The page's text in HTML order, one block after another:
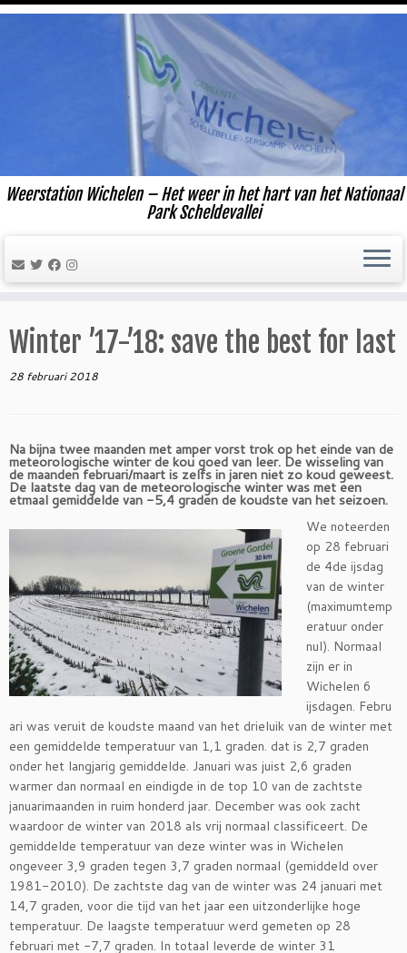
Ga
Weerstation Wichelen – Het weer in het hart van het Nationaal
Park Scheldevallei
Winter ’17-’18: save the best for last
28 februari 2018
Na bijna twee maanden met amper vorst trok op het einde van de
meteorologische winter de kou goed van leer. De wisseling van
de maanden februari/maart is zelfs in jaren niet zo koud geweest.
De laatste dag van de meteorologische winter was met een
etmaal gemiddelde van -5,4 graden de koudste van het seizoen.
We noteerden
op 28 februari
de 4de ijsdag
van de winter
(maximumtemp
eratuur onder
nul). Normaal
zijn er in
Wichelen 6
ijsdagen. Febru
ari was veruit de koudste maand van het drieluik van de winter met
een gemiddelde temperatuur van 1,1 graden. dat is 2,7 graden
onder het langjarig gemiddelde. Januari was juist 2,6 graden
warmer dan normaal en eindigde in de top 10 van de zachtste
januarimaanden in ruim honderd jaar. December was ook zacht
waardoor de winter van 2018 als vrij normaal classificeert. De
gemiddelde temperatuur van deze winter was in Wichelen
ongeveer 3,9 graden tegen 3,7 graden normaal (gemiddeld over
1981-2010). De zachtste dag van de winter was 24 januari met
14,7 graden, voor die tijd van het jaar een uitzonderlijke hoge
temperatuur. De laagste temperatuur werd gemeten op 28
februari met -7,7 graden. In totaal leverde de winter 31